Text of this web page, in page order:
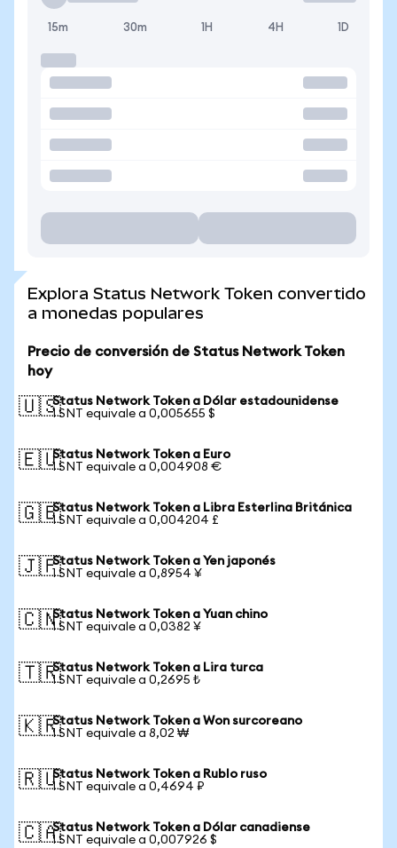
15m 30m 1H 4H 1D
Explora Status Network Token convertido
a monedas populares
Precio de conversión de Status Network Token
hoy
🇺🇸Status Network Token a Dólar estadounidense
1 SNT equivale a 0,005655 $
🇪🇺Status Network Token a Euro
1 SNT equivale a 0,004908 €
🇬🇧Status Network Token a Libra Esterlina Británica
1 SNT equivale a 0,004204 £
🇯🇵Status Network Token a Yen japonés
1 SNT equivale a 0,8954 ¥
🇨🇳Status Network Token a Yuan chino
1 SNT equivale a 0,0382 ¥
🇹🇷Status Network Token a Lira turca
1 SNT equivale a 0,2695 ₺
🇰🇷Status Network Token a Won surcoreano
1 SNT equivale a 8,02 ₩
🇷🇺Status Network Token a Rublo ruso
1 SNT equivale a 0,4694 ₽
🇨🇦Status Network Token a Dólar canadiense
1 SNT equivale a 0,007926 $